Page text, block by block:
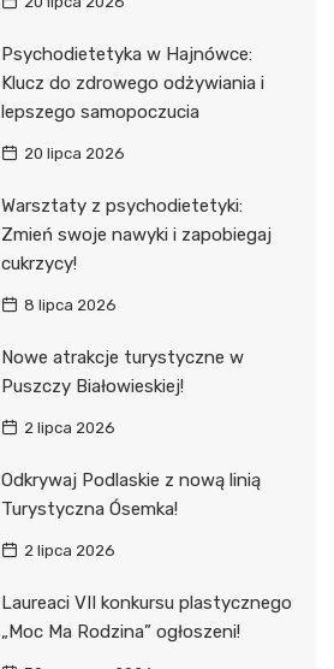
Psychodietetyka w Hajnówce:
Klucz do zdrowego odżywiania i
lepszego samopoczucia
20 lipca 2026
Warsztaty z psychodietetyki:
Zmień swoje nawyki i zapobiegaj
cukrzycy!
8 lipca 2026
Nowe atrakcje turystyczne w
Puszczy Białowieskiej!
2 lipca 2026
Odkrywaj Podlaskie z nową linią
Turystyczna Ósemka!
2 lipca 2026
Laureaci VII konkursu plastycznego
„Moc Ma Rodzina” ogłoszeni!